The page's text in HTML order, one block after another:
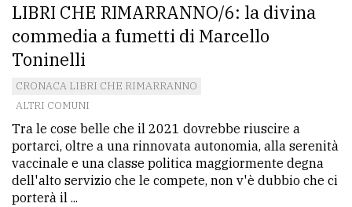
LIBRI CHE RIMARRANNO/6: la divina
commedia a fumetti di Marcello
Toninelli
CRONACA LIBRI CHE RIMARRANNO
ALTRI COMUNI
Tra le cose belle che il 2021 dovrebbe riuscire a
portarci, oltre a una rinnovata autonomia, alla serenità
vaccinale e una classe politica maggiormente degna
dell'alto servizio che le compete, non v'è dubbio che ci
porterà il ...